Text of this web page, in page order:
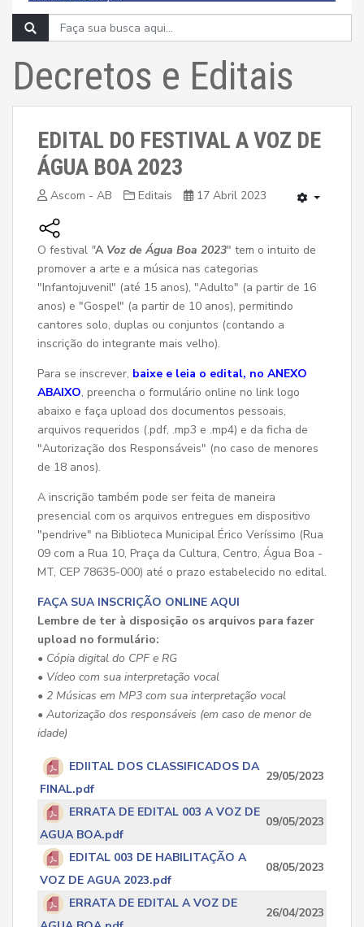
Decretos e Editais
EDITAL DO FESTIVAL A VOZ DE
ÁGUA BOA 2023
Ascom - AB Editais 17 Abril 2023
O festival "A Voz de Água Boa 2023" tem o intuito de
promover a arte e a música nas categorias
"Infantojuvenil" (até 15 anos), "Adulto" (a partir de 16
anos) e "Gospel" (a partir de 10 anos), permitindo
cantores solo, duplas ou conjuntos (contando a
inscrição do integrante mais velho).
Para se inscrever, baixe e leia o edital, no ANEXO
ABAIXO, preencha o formulário online no link logo
abaixo e faça upload dos documentos pessoais,
arquivos requeridos (.pdf, .mp3 e .mp4) e da ficha de
"Autorização dos Responsáveis" (no caso de menores
de 18 anos).
A inscrição também pode ser feita de maneira
presencial com os arquivos entregues em dispositivo
"pendrive" na Biblioteca Municipal Érico Veríssimo (Rua
09 com a Rua 10, Praça da Cultura, Centro, Água Boa -
MT, CEP 78635-000) até o prazo estabelecido no edital.
FAÇA SUA INSCRIÇÃO ONLINE AQUI
Lembre de ter à disposição os arquivos para fazer
upload no formulário:
• Cópia digital do CPF e RG
• Vídeo com sua interpretação vocal
• 2 Músicas em MP3 com sua interpretação vocal
• Autorização dos responsáveis (em caso de menor de
idade)
EDIITAL DOS CLASSIFICADOS DA
FINAL.pdf
29/05/2023
ERRATA DE EDITAL 003 A VOZ DE
AGUA BOA.pdf
09/05/2023
EDITAL 003 DE HABILITAÇÃO A
VOZ DE AGUA 2023.pdf
08/05/2023
ERRATA DE EDITAL A VOZ DE
26/04/2023